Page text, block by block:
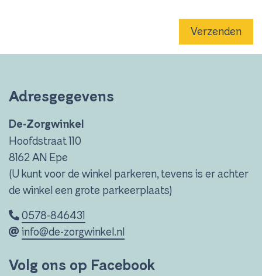
Verzenden
Adresgegevens
De-Zorgwinkel
Hoofdstraat 110
8162 AN Epe
(U kunt voor de winkel parkeren, tevens is er achter
de winkel een grote parkeerplaats)
0578-846431
info@de-zorgwinkel.nl
Volg ons op Facebook